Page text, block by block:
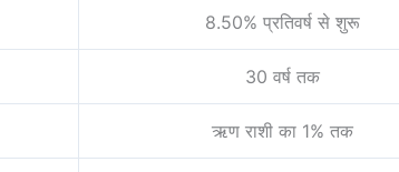
8.50% प्रतिवर्ष से शुरू
30 वर्ष तक
ऋण राशी का 1% तक